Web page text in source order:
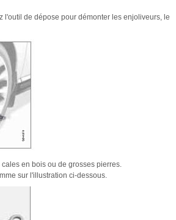
l'outil de dépose pour démonter les enjoliveurs, le
en bois ou de grosses pierres.
sur l'illustration ci-dessous.